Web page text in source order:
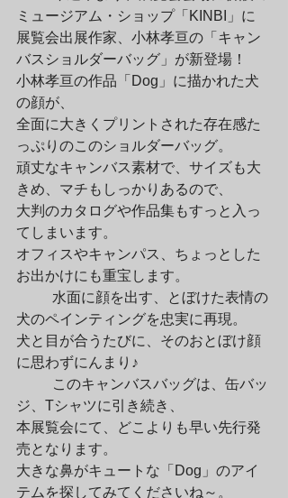
ミュージアム・ショップ「KINBI」に
展覧会出展作家、小林孝亘の「キャン
バスショルダーバッグ」が新登場！
小林孝亘の作品「Dog」に描かれた犬
の顔が、
全面に大きくプリントされた存在感た
っぷりのこのショルダーバッグ。
頑丈なキャンバス素材で、サイズも大
きめ、マチもしっかりあるので、
大判のカタログや作品集もすっと入っ
てしまいます。
オフィスやキャンパス、ちょっとした
お出かけにも重宝します。
犬のペインティングを忠実に再現。
犬と目が合うたびに、そのおとぼけ顔
に思わずにんまり♪
ジ、Tシャツに引き続き、
本展覧会にて、どこよりも早い先行発
売となります。
大きな鼻がキュートな「Dog」のアイ
テムを探してみてくださいね～。